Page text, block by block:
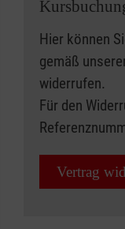
Hier können
gemäß
widerrufen.
Für den
Vertrag